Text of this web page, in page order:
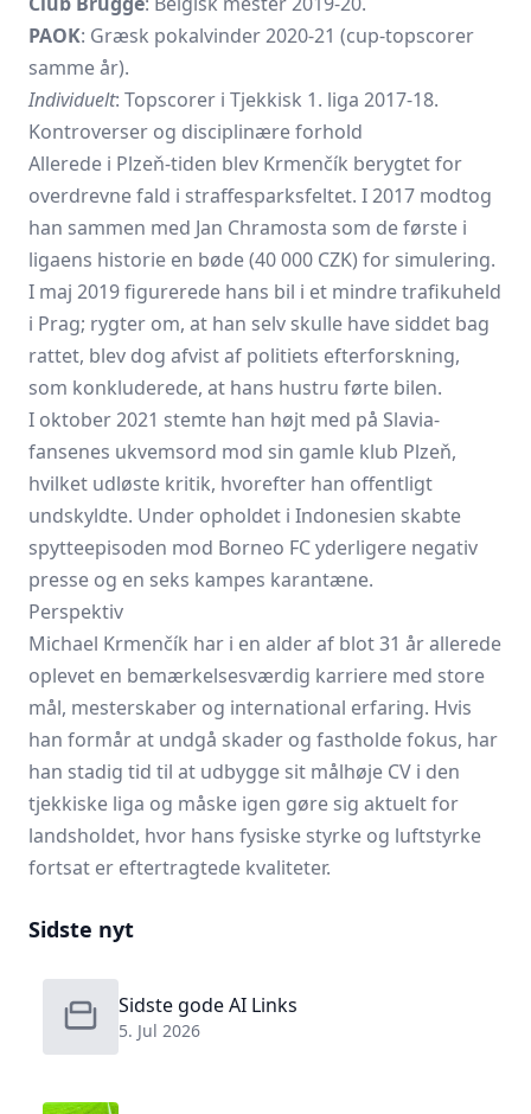
PAOK: Græsk pokalvinder 2020-21 (cup-topscorer
samme år).
Individuelt: Topscorer i Tjekkisk 1. liga 2017-18.
Kontroverser og disciplinære forhold
Allerede i Plzeň-tiden blev Krmenčík berygtet for
overdrevne fald i straffesparksfeltet. I 2017 modtog
han sammen med Jan Chramosta som de første i
ligaens historie en bøde (40 000 CZK) for simulering.
I maj 2019 figurerede hans bil i et mindre trafikuheld
i Prag; rygter om, at han selv skulle have siddet bag
rattet, blev dog afvist af politiets efterforskning,
som konkluderede, at hans hustru førte bilen.
I oktober 2021 stemte han højt med på Slavia-
fansenes ukvemsord mod sin gamle klub Plzeň,
hvilket udløste kritik, hvorefter han offentligt
undskyldte. Under opholdet i Indonesien skabte
spytteepisoden mod Borneo FC yderligere negativ
presse og en seks kampes karantæne.
Perspektiv
Michael Krmenčík har i en alder af blot 31 år allerede
oplevet en bemærkelsesværdig karriere med store
mål, mesterskaber og international erfaring. Hvis
han formår at undgå skader og fastholde fokus, har
han stadig tid til at udbygge sit målhøje CV i den
tjekkiske liga og måske igen gøre sig aktuelt for
landsholdet, hvor hans fysiske styrke og luftstyrke
fortsat er eftertragtede kvaliteter.
Sidste nyt
Sidste gode AI Links
5. Jul 2026